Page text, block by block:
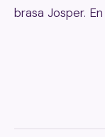
brasa Josper.